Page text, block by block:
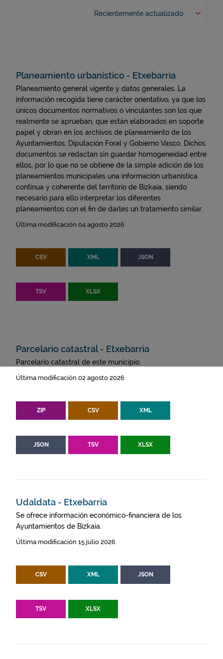
Recientemente actualizado
Planeamiento urbanístico - Etxebarria
Planeamiento general vigente y datos generales. La
información recogida tiene carácter orientativo, ya que los
únicos documentos normativos o vinculantes son los que
realmente se aprueban, que están elaborados en soporte
papel y obran en los archivos de planeamiento de los
Ayuntamientos, Diputación Foral y Gobierno Vasco. Dichos
documentos se redactan sin guardar homogeneidad entre
ellos, por lo que no se obtiene de la simple adición de los
planeamientos municipales una información urbanística
continua y coherente del territorio de Bizkaia, siendo
necesario para ello interpretar los diferentes
planeamientos con el fin de darles un tratamiento similar.
Última modificación 04 agosto 2026
CSV XML JSON
TSV XLSX
Parcelario catastral - Etxebarria
Parcelario catastral de este municipio.
Última modificación 02 agosto 2026
ZIP CSV XML
JSON TSV XLSX
Udaldata - Etxebarria
Se ofrece información económico-financiera de los
Ayuntamientos de Bizkaia.
Última modificación 15 julio 2026
CSV XML JSON
TSV XLSX